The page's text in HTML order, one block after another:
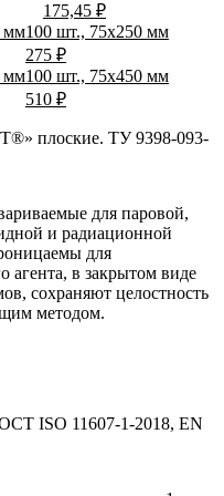
175,45 ₽
мм100 шт., 75x250 мм
275 ₽
мм100 шт., 75x450 мм
510 ₽
плоские. ТУ 9398-093-
для паровой,
и радиационной
для
агента, в закрытом виде
сохраняют целостность
методом.
ISO 11607-1-2018, EN